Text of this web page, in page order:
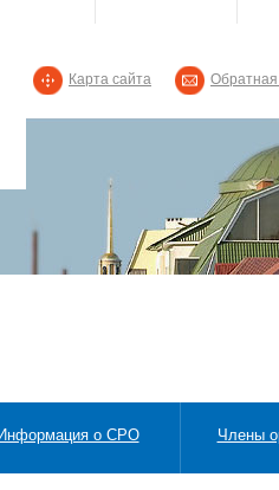
Карта сайта Обратная
Информация о СРО Члены